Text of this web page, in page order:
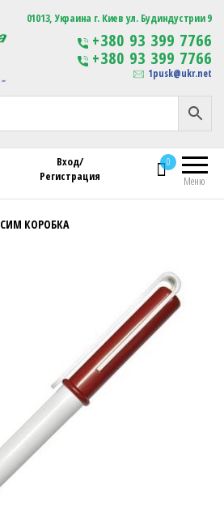
Компания Изготовление
сувенирной продукции
с логотипом
01013, Украина г. Киев ул. Будиндустрии 9
+380 93 399 7766
+380 93 399 7766
1pusk@ukr.net
Меню
0
Вход/
Регистрация
Компания
КОРОБКА